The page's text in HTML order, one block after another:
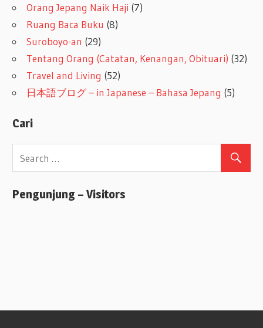
Orang Jepang Naik Haji (7)
Ruang Baca Buku (8)
Suroboyo-an (29)
Tentang Orang (Catatan, Kenangan, Obituari) (32)
Travel and Living (52)
日本語ブログ – in Japanese – Bahasa Jepang (5)
Cari
Pengunjung – Visitors